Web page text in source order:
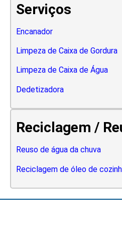
Serviços
Encanador
Limpeza de Caixa de Gordura
Limpeza de Caixa de Água
Dedetizadora
Reciclagem /
Reuso de água da chuva
Reciclagem de óleo de